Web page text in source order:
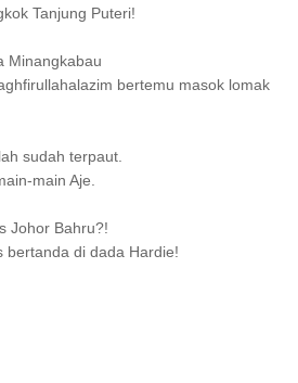
Tanjung Puteri!
Minangkabau
bertemu masok lomak
sudah terpaut.
main Aje.
Johor Bahru?!
bertanda di dada Hardie!